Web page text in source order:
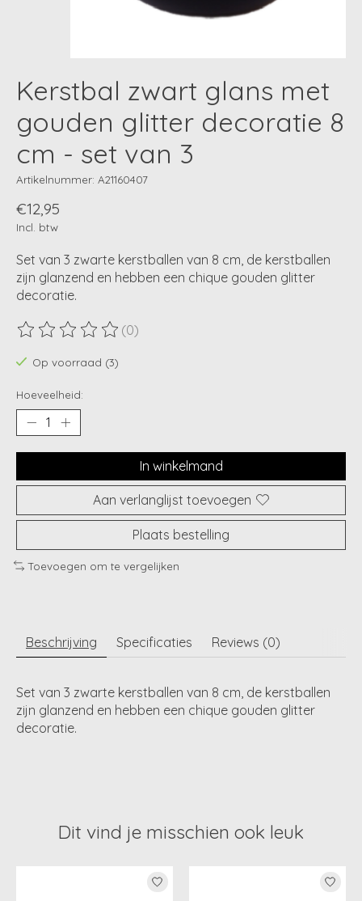
Kerstbal zwart glans met
gouden glitter decoratie 8
cm - set van 3
Artikelnummer: A21160407
€12,95
Incl. btw
Set van 3 zwarte kerstballen van 8 cm, de kerstballen
zijn glanzend en hebben een chique gouden glitter
decoratie.
De beoordeling van dit product is
(0)
Op voorraad (3)
Hoeveelheid:
In winkelmand
Aan verlanglijst toevoegen
Plaats bestelling
Toevoegen om te vergelijken
Beschrijving Specificaties Reviews (0)
Set van 3 zwarte kerstballen van 8 cm, de kerstballen
zijn glanzend en hebben een chique gouden glitter
decoratie.
Dit vind je misschien ook leuk
Items van productcarrousel